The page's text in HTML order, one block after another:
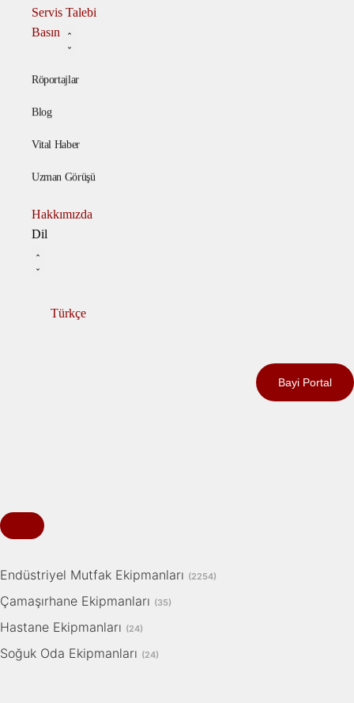
Servis Talebi
Basın
Röportajlar
Blog
Vital Haber
Uzman Görüşü
Hakkımızda
Dil
Türkçe
Bayi Portal
Endüstriyel Mutfak Ekipmanları (2254)
Çamaşırhane Ekipmanları (35)
Hastane Ekipmanları (24)
Soğuk Oda Ekipmanları (24)